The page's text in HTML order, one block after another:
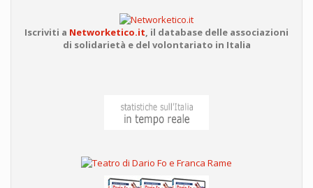
Iscriviti a Networketico.it, il database delle associazioni
di solidarietà e del volontariato in Italia